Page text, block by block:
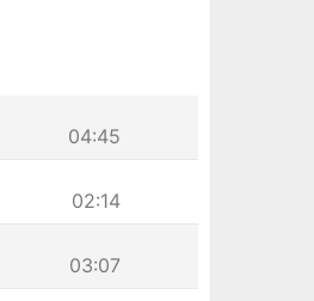
04:45
02:14
03:07